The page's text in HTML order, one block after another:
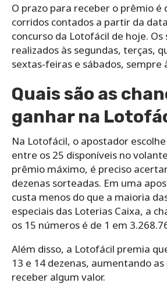
O prazo para receber o prêmio é
corridos contados a partir da
concurso da Lotofácil de hoje. Os
realizados às segundas, terças,
sextas-feiras e sábados, sempre
Quais são as
ganhar na
Na Lotofácil, o apostador
entre os 25 disponíveis no
prêmio máximo, é preciso
dezenas sorteadas. Em uma
custa menos do que a maioria
especiais das Loterias Caixa, a
os 15 números é de 1 em
Além disso, a Lotofácil premia
13 e 14 dezenas, aumentando
receber algum valor.